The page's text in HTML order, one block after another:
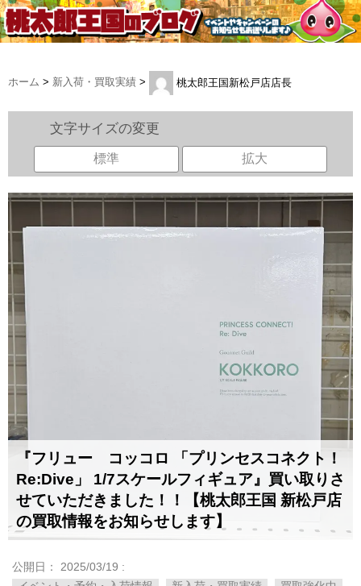
ホーム > 新入荷・買取実績 > 桃太郎王国新松戸店店長
文字サイズの変更
標準 拡大
『フリュー コッコロ 「プリンセスコネクト！
Re:Dive」 1/7スケールフィギュア』買い取りさ
せていただきました！！【桃太郎王国 新松戸店
の買取情報をお知らせします】
公開日： 2025/03/19 :